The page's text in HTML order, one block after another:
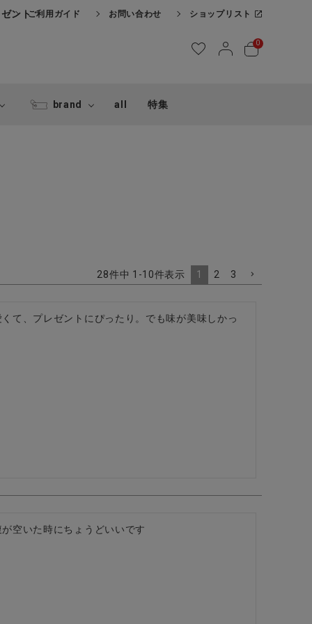
ントご利用ガイド お問い合わせ ショップリスト
0
brand all 特集
28件中 1 -10件表示 1 2 3
て、プレゼントにぴったり。でも味が美味しかっ
空いた時にちょうどいいです